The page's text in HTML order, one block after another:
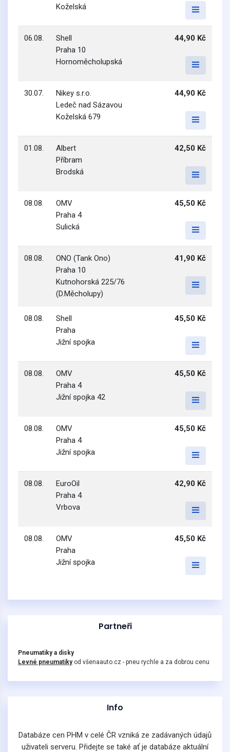
Koželská
06.08.
Shell
Praha 10
Hornoměcholupská
44,90 Kč
30.07.
Nikey s.r.o.
Ledeč nad Sázavou
Koželská 679
44,90 Kč
01.08.
Albert
Příbram
Brodská
42,50 Kč
08.08.
OMV
Praha 4
Sulická
45,50 Kč
08.08.
ONO (Tank Ono)
Praha 10
Kutnohorská 225/76
(D.Měcholupy)
41,90 Kč
08.08.
Shell
Praha
Jižní spojka
45,50 Kč
08.08.
OMV
Praha 4
Jižní spojka 42
45,50 Kč
08.08.
OMV
Praha 4
Jižní spojka
45,50 Kč
08.08.
EuroOil
Praha 4
Vrbova
42,90 Kč
08.08.
OMV
Praha
Jižní spojka
45,50 Kč
Partneři
Pneumatiky a disky
Levné pneumatikyod všenaauto.cz - pneu rychle a za dobrou cenu
Info
Databáze cen PHM v celé ČR vzniká ze zadávaných údajů
uživateli serveru. Přidejte se také ať je databáze aktuální